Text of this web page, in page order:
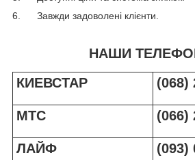
6. Завжди задоволені клієнти.
НАШИ
КИЕВСТАР
(068)
МТС (066)
ЛАЙФ (093)